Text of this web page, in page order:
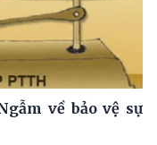
về bảo vệ sự